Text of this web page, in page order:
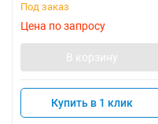
Под заказ
Цена по запросу
В корзину
Купить в 1 клик